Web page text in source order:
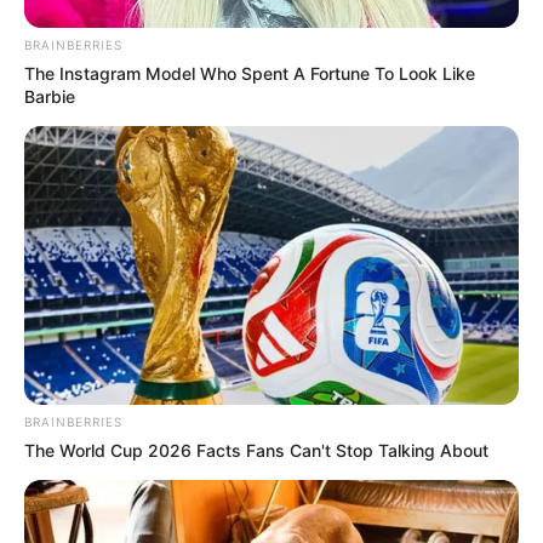
BRAINBERRIES
The Instagram Model Who Spent A Fortune To Look Like
Barbie
BRAINBERRIES
The World Cup 2026 Facts Fans Can't Stop Talking About